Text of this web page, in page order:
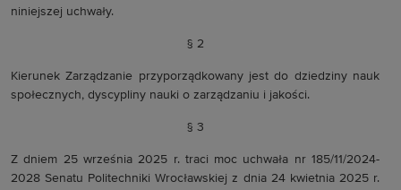
niniejszej uchwały.
§ 2
Kierunek Zarządzanie przyporządkowany jest do dziedziny nauk
społecznych, dyscypliny nauki o zarządzaniu i jakości.
§ 3
Z dniem 25 września 2025 r. traci moc uchwała nr 185/11/2024-
2028 Senatu Politechniki Wrocławskiej z dnia 24 kwietnia 2025 r.